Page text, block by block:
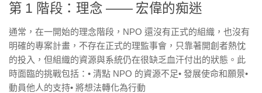
第 1 階段：理念 —— 宏偉的痴迷
通常，在一開始的理念階段，NPO 還沒有正式的組織，也沒有
明確的專案計畫，不存在正式的理監事會，只靠著開創者熱忱
的投入，但組織的資源與系統仍在很缺乏血汗付出的狀態。此
時面臨的挑戰包括：• 清點 NPO 的資源不足• 發展使命和願景•
動員他人的支持• 將想法轉化為行動